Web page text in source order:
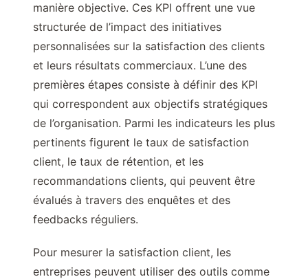
manière objective. Ces KPI offrent une vue
structurée de l’impact des initiatives
personnalisées sur la satisfaction des clients
et leurs résultats commerciaux. L’une des
premières étapes consiste à définir des KPI
qui correspondent aux objectifs stratégiques
de l’organisation. Parmi les indicateurs les plus
pertinents figurent le taux de satisfaction
client, le taux de rétention, et les
recommandations clients, qui peuvent être
évalués à travers des enquêtes et des
feedbacks réguliers.
Pour mesurer la satisfaction client, les
entreprises peuvent utiliser des outils comme